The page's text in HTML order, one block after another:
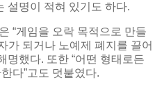
설명이 적혀 있기도 하다.
“게임을 오락 목적으로 만들
가 되거나 노예제 폐지를 끌어
명했다. 또한 “어떤 형태로든
다”고도 덧붙였다.